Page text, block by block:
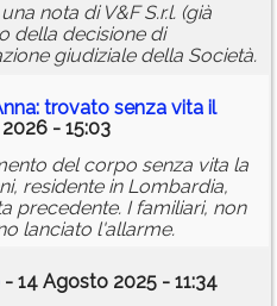
nota di V&F S.r.l. (già
della decisione di
giudiziale della Società.
trovato senza vita il
- 15:03
del corpo senza vita la
residente in Lombardia,
precedente. I familiari, non
lanciato l'allarme.
- 14 Agosto 2025 - 11:34